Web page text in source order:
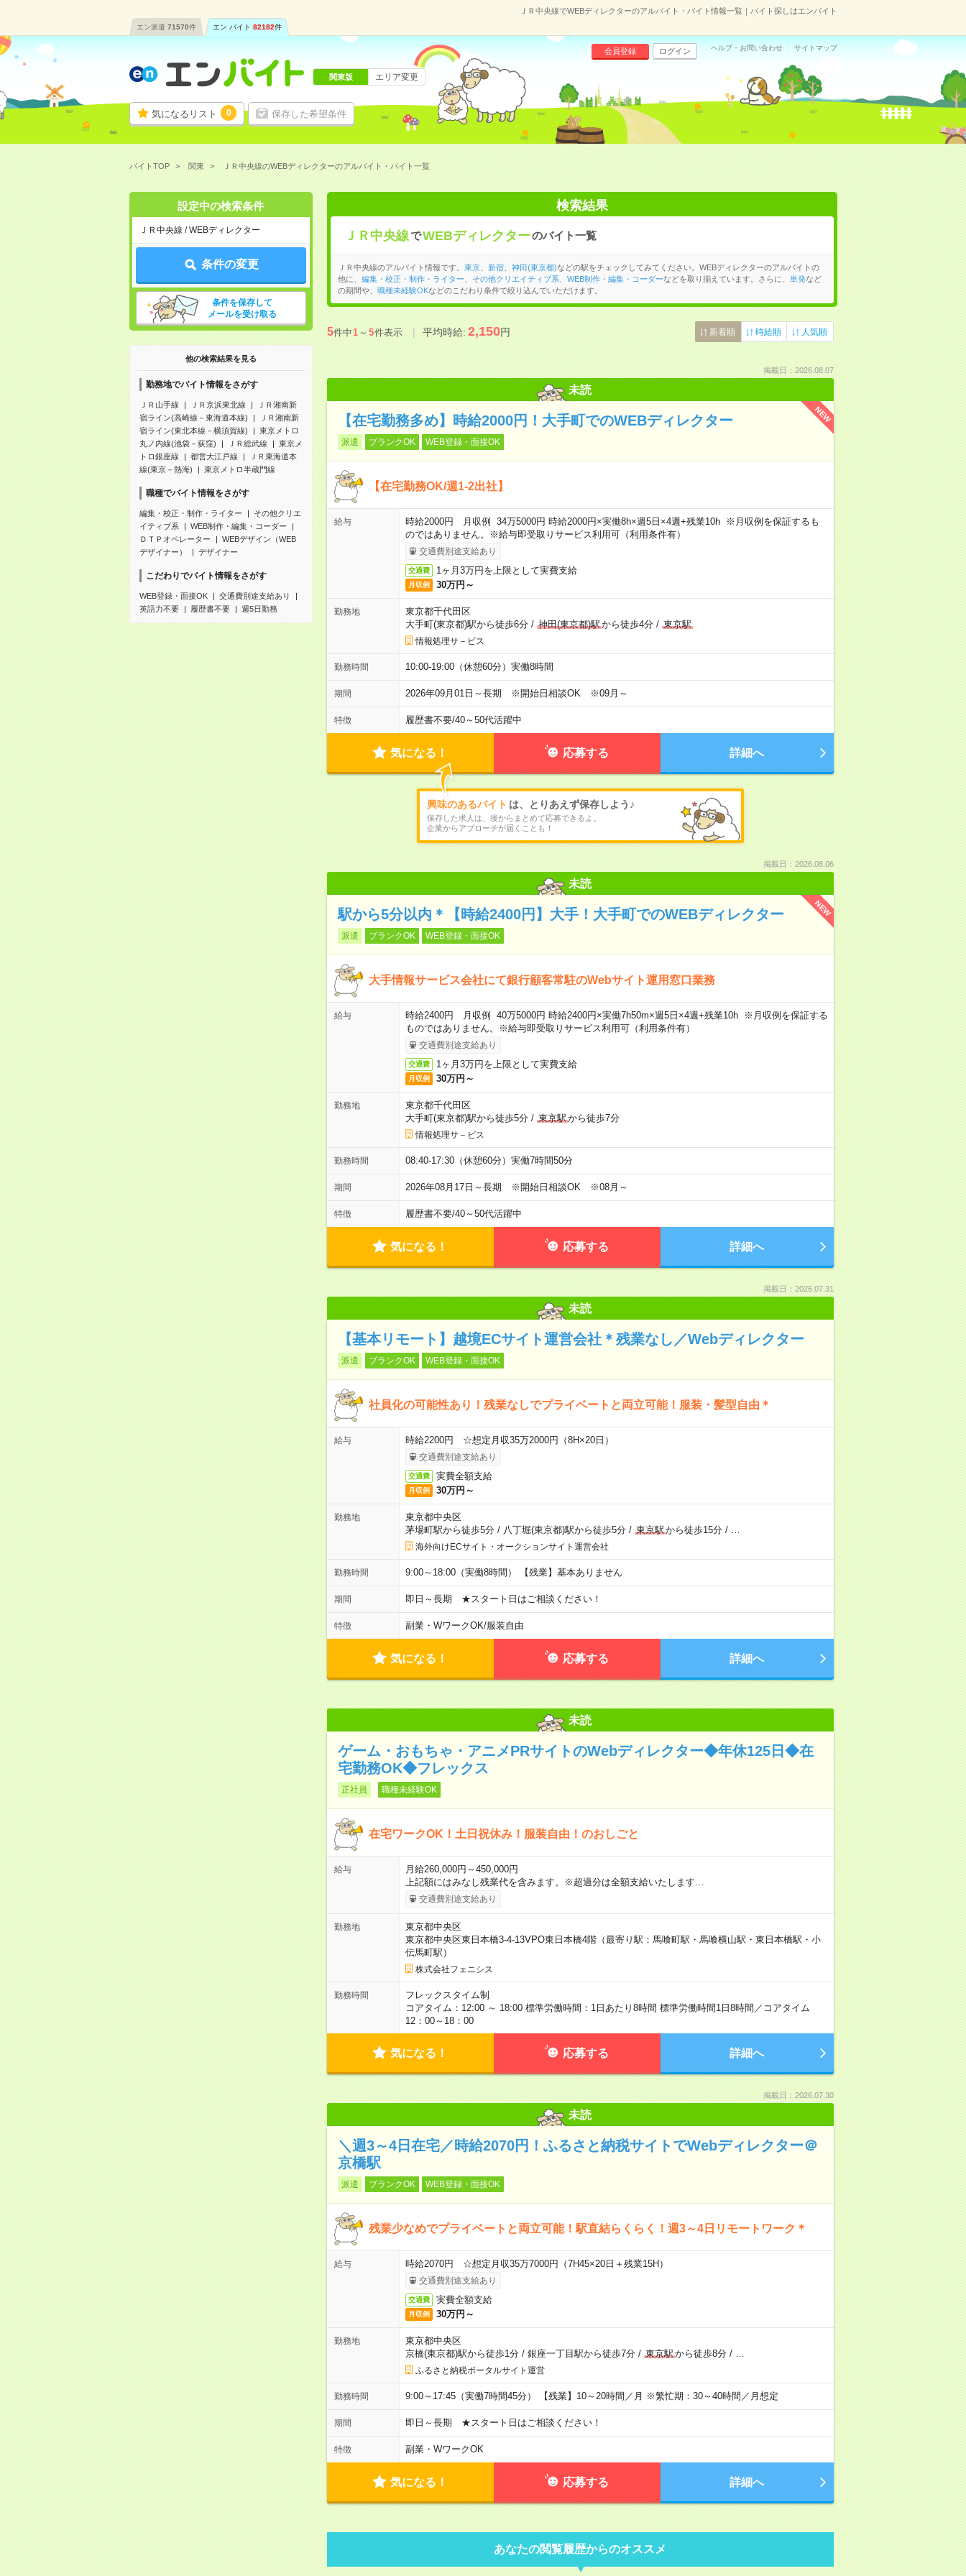
ＪＲ中央線でWEBディレクターのアルバイト・バイト情報一覧｜バイト探しはエンバイト
エン派遣 71570件 エン バイト 82182件
気になるリスト 0 保存した希望条件
会員登録 ログイン ヘルプ・お問い合わせ サイトマップ
関東版 エリア変更
バイトTOP 関東 ＪＲ中央線のWEBディレクターのアルバイト・バイト一覧
設定中の検索条件
ＪＲ中央線 / WEBディレクター
条件の変更
条件を保存して
メールを受け取る
他の検索結果を見る
勤務地でバイト情報をさがす
ＪＲ山手線 ＪＲ京浜東北線
ＪＲ湘南新
宿ライン(高崎線－東海道本線)
ＪＲ湘南新
宿ライン(東北本線－横須賀線)
東京メトロ
丸ノ内線(池袋－荻窪)
ＪＲ総武線
東京メ
トロ銀座線
都営大江戸線
ＪＲ東海道本
線(東京－熱海)
東京メトロ半蔵門線
職種でバイト情報をさがす
編集・校正・制作・ライター
その他クリエ
イティブ系
WEB制作・編集・コーダー
ＤＴＰオペレーター
WEBデザイン（WEB
デザイナー）
デザイナー
こだわりでバイト情報をさがす
WEB登録・面接OK
交通費別途支給あり
英語力不要
履歴書不要 週5日勤務
検索結果
ＪＲ中央線でWEBディレクターのバイト一覧
ＪＲ中央線のアルバイト情報です。 東京、 新宿、 神田(東京都)などの駅をチェックしてみてください。WEBディレクターのアルバイトの
他に、 編集・校正・制作・ライター その他クリエイティブ系 WEB制作・編集・コーダーなどを取り揃えています。さらに、 単発など
の期間や、 職種未経験OKなどのこだわり条件で絞り込んでいただけます。
5件中1～5件表示 平均時給:2,150円 新着順 時給順 人気順
掲載日：2026.08.07
未読
NEW
【在宅勤務多め】時給2000円！大手町でのWEBディレクター
派遣 ブランクOK WEB登録・面接OK
【在宅勤務OK/週1-2出社】
給与
時給2000円 月収例 34万5000円 時給2000円×実働8h×週5日×4週+残業10h ※月収例を保証するも
のではありません。※給与即受取りサービス利用可（利用条件有）
交通費別途支給あり
交通費 1ヶ月3万円を上限として実費支給
月収例 30万円～
勤務地
東京都千代田区
大手町(東京都)駅から徒歩6分/ 神田(東京都)駅から徒歩4分/ 東京駅
情報処理サ－ビス
勤務時間 10:00-19:00（休憩60分）実働8時間
期間 2026年09月01日～長期 ※開始日相談OK ※09月～
特徴 履歴書不要/40～50代活躍中
気になる！ 応募する 詳細へ
興味のあるバイト は、とりあえず保存しよう♪
保存した求人は、後からまとめて応募できるよ。
企業からアプローチが届くことも！
掲載日：2026.08.06
未読
NEW
駅から5分以内＊【時給2400円】大手！大手町でのWEBディレクター
派遣 ブランクOK WEB登録・面接OK
大手情報サービス会社にて銀行顧客常駐のWebサイト運用窓口業務
給与
時給2400円 月収例 40万5000円 時給2400円×実働7h50m×週5日×4週+残業10h ※月収例を保証する
ものではありません。※給与即受取りサービス利用可（利用条件有）
交通費別途支給あり
交通費 1ヶ月3万円を上限として実費支給
月収例 30万円～
勤務地
東京都千代田区
大手町(東京都)駅から徒歩5分/ 東京駅から徒歩7分
情報処理サ－ビス
勤務時間 08:40-17:30（休憩60分）実働7時間50分
期間 2026年08月17日～長期 ※開始日相談OK ※08月～
特徴 履歴書不要/40～50代活躍中
気になる！ 応募する 詳細へ
掲載日：2026.07.31
未読
【基本リモート】越境ECサイト運営会社＊残業なし／Webディレクター
派遣 ブランクOK WEB登録・面接OK
社員化の可能性あり！残業なしでプライベートと両立可能！服装・髪型自由＊
給与 時給2200円 ☆想定月収35万2000円（8H×20日）
交通費別途支給あり
交通費 実費全額支給
月収例 30万円～
勤務地
東京都中央区
茅場町駅から徒歩5分/ 八丁堀(東京都)駅から徒歩5分/ 東京駅から徒歩15分/
海外向けECサイト・オークションサイト運営会社
勤務時間 9:00～18:00（実働8時間） 【残業】基本ありません
期間 即日～長期 ★スタート日はご相談ください！
特徴 副業・WワークOK/服装自由
気になる！ 応募する 詳細へ
未読
ゲーム・おもちゃ・アニメPRサイトのWebディレクター◆年休125日◆在
宅勤務OK◆フレックス
正社員 職種未経験OK
在宅ワークOK！土日祝休み！服装自由！のおしごと
給与
月給260,000円～450,000円
上記額にはみなし残業代を含みます。※超過分は全額支給いたします…
交通費別途支給あり
勤務地
東京都中央区
東京都中央区東日本橋3-4-13VPO東日本橋4階（最寄り駅：馬喰町駅・馬喰横山駅・東日本橋駅・小
伝馬町駅）
株式会社フェニシス
勤務時間
フレックスタイム制
コアタイム：12:00 ～ 18:00 標準労働時間：1日あたり8時間 標準労働時間1日8時間／コアタイム
12：00～18：00
気になる！ 応募する 詳細へ
掲載日：2026.07.30
未読
＼週3～4日在宅／時給2070円！ふるさと納税サイトでWebディレクター＠
京橋駅
派遣 ブランクOK WEB登録・面接OK
残業少なめでプライベートと両立可能！駅直結らくらく！週3～4日リモートワーク＊
給与 時給2070円 ☆想定月収35万7000円（7H45×20日＋残業15H）
交通費別途支給あり
交通費 実費全額支給
月収例 30万円～
勤務地
東京都中央区
京橋(東京都)駅から徒歩1分/ 銀座一丁目駅から徒歩7分/ 東京駅から徒歩8分/
ふるさと納税ポータルサイト運営
勤務時間 9:00～17:45（実働7時間45分） 【残業】10～20時間／月 ※繁忙期：30～40時間／月想定
期間 即日～長期 ★スタート日はご相談ください！
特徴 副業・WワークOK
気になる！ 応募する 詳細へ
あなたの閲覧履歴からのオススメ